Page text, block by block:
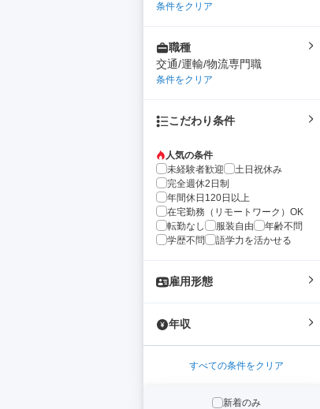
条件をクリア
職種
交通/運輸/物流専門職
条件をクリア
こだわり条件
人気の条件
未経験者歓迎
土日祝休み
完全週休2日制
年間休日120日以上
在宅勤務（リモートワーク）OK
転勤なし
服装自由
年齢不問
学歴不問
語学力を活かせる
雇用形態
年収
すべての条件をクリア
新着のみ